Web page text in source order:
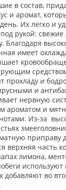
в состав,
и аромат,
Их легко и
рукой:
Благодаря
имеет
прохладу и
и
нервную
ароматом и
Из-за
приправу
верхняя часть
лимона,
используют
добавляют во